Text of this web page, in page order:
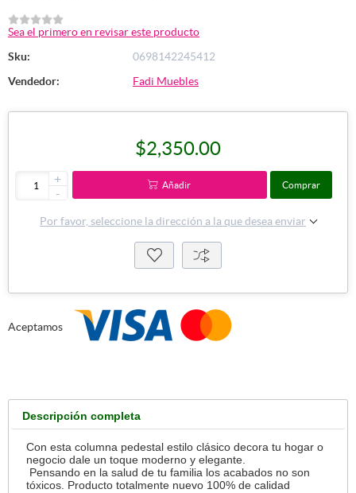
Sea el primero en revisar este producto
Sku:
0698142245412
Vendedor:
Fadi Muebles
$2,350.00
+
-
Añadir Comprar
Por favor, seleccione la dirección a la que desea enviar
Aceptamos
Descripción completa
Con esta columna pedestal estilo clásico decora tu hogar o
negocio dale un toque moderno y elegante.
Pensando en la salud de tu familia los acabados no son
tóxicos. Producto totalmente nuevo 100% de calidad